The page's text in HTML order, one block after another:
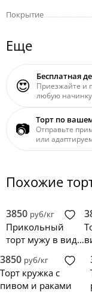
Покрытие
Еще
😍 Бесплатная
Приезжайте и
любую начинку
📷 Торт по
Отправьте
или
Похожие
3850 руб/кг
Прикольный
торт мужу в виде
30 лет
3850 руб/кг
Торт кружка с
пивом и раками